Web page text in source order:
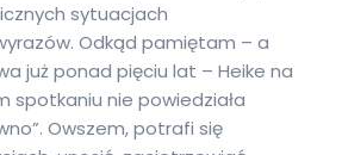
sytuacjach
Odkąd pamiętam – a
już ponad pięciu lat – Heike na
spotkaniu nie powiedziała
Owszem, potrafi się